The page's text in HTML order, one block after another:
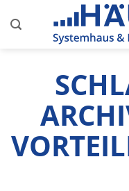
Inhalt